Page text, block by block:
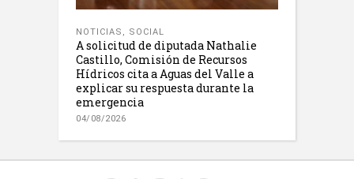
NOTICIAS , SOCIAL
A solicitud de diputada Nathalie
Castillo, Comisión de Recursos
Hídricos cita a Aguas del Valle a
explicar su respuesta durante la
emergencia
04/08/2026